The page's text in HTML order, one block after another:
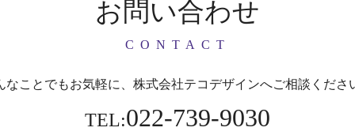
お問い合わせ
CONTACT
なことでもお気軽に、 株式会社テコデザインへご相談くださ
TEL:022-739-9030